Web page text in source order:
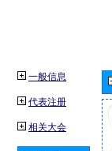
一般信息
代表注册
相关大会